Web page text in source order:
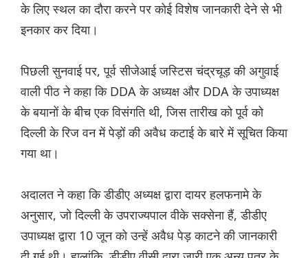
के लिए स्थल का दौरा करने पर कोई विशेष जानकारी देने से भी
इनकार कर दिया।
पिछली सुनवाई पर, पूर्व सीजेआई जस्टिस चंद्रचूड़ की अगुवाई
वाली पीठ ने कहा कि DDA के अध्यक्ष और DDA के उपाध्यक्ष
के बयानों के बीच एक विसंगति थी, जिस तारीख को पूर्व को
दिल्ली के रिज वन में पेड़ों की अवैध कटाई के बारे में सूचित किया
गया था।
अदालत ने कहा कि डीडीए अध्यक्ष द्वारा दायर हलफनामे के
अनुसार, जो दिल्ली के उपराज्यपाल वीके सक्सेना हैं, डीडीए
उपाध्यक्ष द्वारा 10 जून को उन्हें अवैध पेड़ काटने की जानकारी